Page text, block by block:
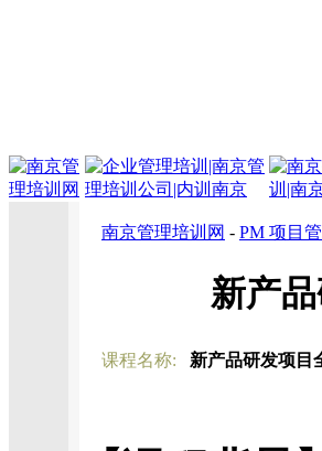
南京管理培训网 - PM 项目
新产
课程名称: 新产品研发项目